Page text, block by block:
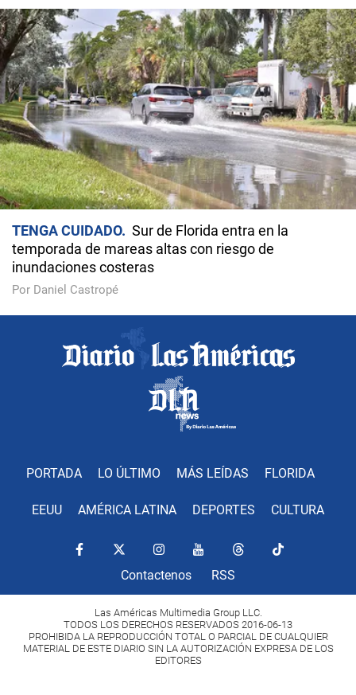
TENGA CUIDADO
Sur de Florida entra en la
temporada de mareas altas con riesgo de
inundaciones costeras
Por Daniel Castropé
PORTADA LO ÚLTIMO MÁS LEÍDAS FLORIDA
EEUU AMÉRICA LATINA DEPORTES CULTURA
Contactenos RSS
Las Américas Multimedia Group LLC.
TODOS LOS DERECHOS RESERVADOS 2016-06-13
PROHIBIDA LA REPRODUCCIÓN TOTAL O PARCIAL DE CUALQUIER
MATERIAL DE ESTE DIARIO SIN LA AUTORIZACIÓN EXPRESA DE LOS
EDITORES